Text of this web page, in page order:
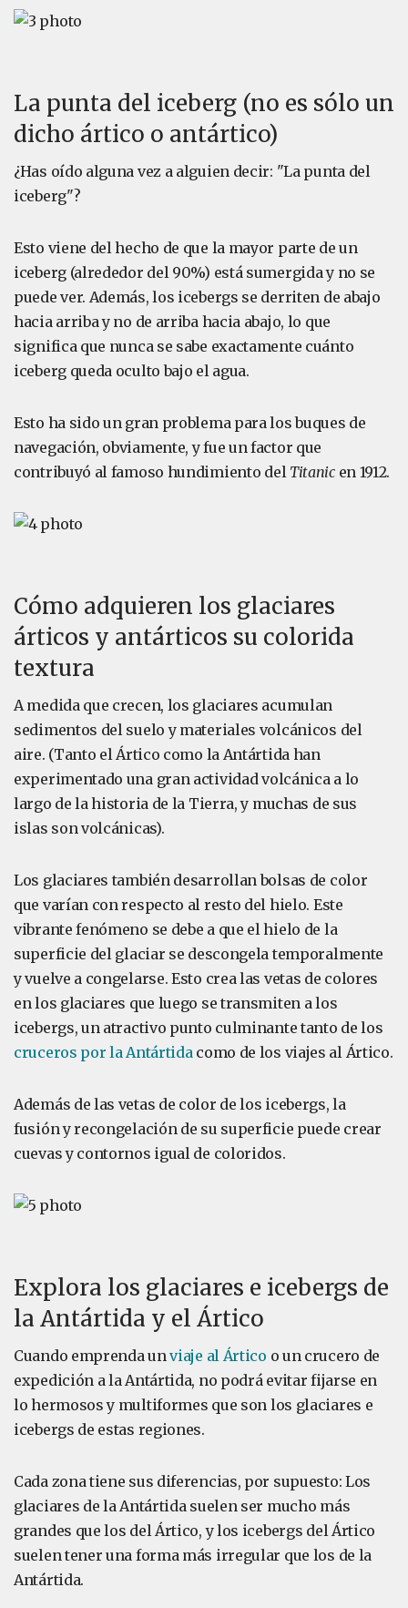
La punta del iceberg (no es sólo un
dicho ártico o antártico)
¿Has oído alguna vez a alguien decir: "La punta del
iceberg"?
Esto viene del hecho de que la mayor parte de un
iceberg (alrededor del 90%) está sumergida y no se
puede ver. Además, los icebergs se derriten de abajo
hacia arriba y no de arriba hacia abajo, lo que
significa que nunca se sabe exactamente cuánto
iceberg queda oculto bajo el agua.
Esto ha sido un gran problema para los buques de
navegación, obviamente, y fue un factor que
contribuyó al famoso hundimiento del Titanic en 1912.
Cómo adquieren los glaciares
árticos y antárticos su colorida
textura
A medida que crecen, los glaciares acumulan
sedimentos del suelo y materiales volcánicos del
aire. (Tanto el Ártico como la Antártida han
experimentado una gran actividad volcánica a lo
largo de la historia de la Tierra, y muchas de sus
islas son volcánicas).
Los glaciares también desarrollan bolsas de color
que varían con respecto al resto del hielo. Este
vibrante fenómeno se debe a que el hielo de la
superficie del glaciar se descongela temporalmente
y vuelve a congelarse. Esto crea las vetas de colores
en los glaciares que luego se transmiten a los
icebergs, un atractivo punto culminante tanto de los
cruceros por la Antártidacomo de los viajes al Ártico.
Además de las vetas de color de los icebergs, la
fusión y recongelación de su superficie puede crear
cuevas y contornos igual de coloridos.
Explora los glaciares e icebergs de
la Antártida y el Ártico
Cuando emprenda unviaje al Ártico o un crucero de
expedición a la Antártida, no podrá evitar fijarse en
lo hermosos y multiformes que son los glaciares e
icebergs de estas regiones.
Cada zona tiene sus diferencias, por supuesto: Los
glaciares de la Antártida suelen ser mucho más
grandes que los del Ártico, y los icebergs del Ártico
suelen tener una forma más irregular que los de la
Antártida.